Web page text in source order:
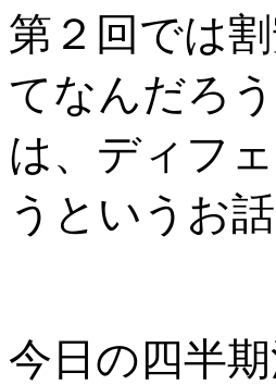
第２回では
てなんだろ
は、ディフ
うというお
今日の四半